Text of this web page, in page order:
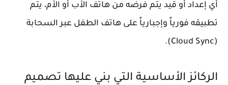
أي إعداد أو قيد يتم فرضه من هاتف الأب أو الأم، يتم
تطبيقه فورياً وإجبارياً على هاتف الطفل عبر السحابة
(Cloud Sync).
الركائز الأساسية التي بني عليها تصميم